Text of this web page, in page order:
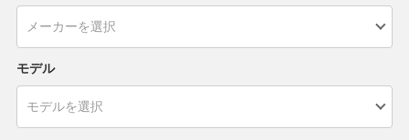
モデル